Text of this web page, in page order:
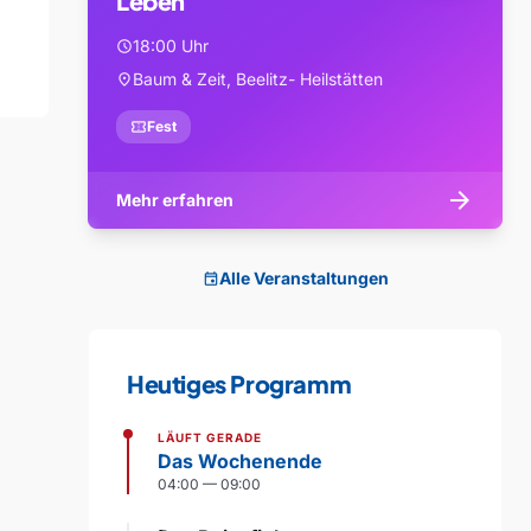
schedule18:00 Uhr
location_onBaum & Zeit, Beelitz- Heilstätten
confirmation_numberFest
Mehr erfahren arrow_forward
eventAlle Veranstaltungen
Heutiges Programm
LÄUFT GERADE
Das Wochenende
04:00 — 09:00